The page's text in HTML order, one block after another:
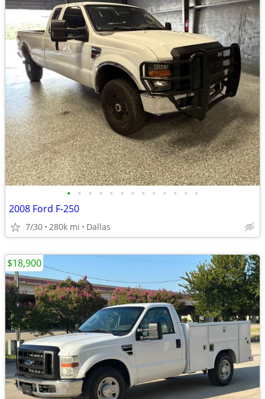
• • • • • • • • • • • • •
2008 Ford F-250
7/30 280k mi Dallas
$18,900